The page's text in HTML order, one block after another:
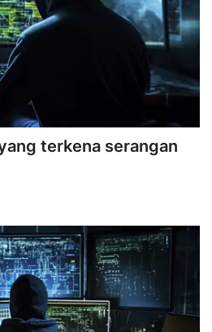
terkena serangan